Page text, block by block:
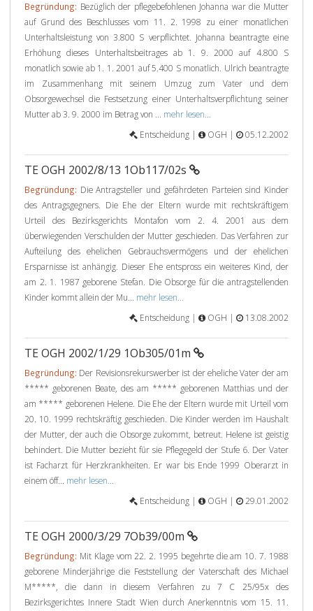
Begründung: Bezüglich der pflegebefohlenen Johanna war die Mutter
auf Grund des Beschlusses vom 11. 2. 1998 zu einer monatlichen
Unterhaltsleistung von 3.800 S verpflichtet. Johanna beantragte eine
Erhöhung dieses Unterhaltsbeitrages ab 1. 9. 2000 auf 4.800 S
monatlich sowie ab 1. 1. 2001 auf 5.400 S monatlich. Ulrich beantragte
im Zusammenhang mit seinem Umzug zum Vater und dem
Obsorgewechsel die Festsetzung einer Unterhaltsverpflichtung seiner
Mutter ab 3. 9. 2000 im Betrag von ... mehr lesen...
Entscheidung |
OGH | 05.12.2002
TE OGH 2002/8/13 1Ob117/02s
Begründung: Die Antragsteller und gefährdeten Parteien sind Kinder
des Antragsgegners. Die Ehe der Eltern wurde mit rechtskräftigem
Urteil des Bezirksgerichts Montafon vom 2. 4. 2001 aus dem
überwiegenden Verschulden der Mutter geschieden. Das Verfahren zur
Aufteilung des ehelichen Gebrauchsvermögens und der ehelichen
Ersparnisse ist anhängig. Dieser Ehe entspross ein weiteres Kind, der
am 2. 1. 1987 geborene Stefan. Die Obsorge für die antragstellenden
Kinder kommt allein der Mu... mehr lesen...
Entscheidung |
OGH | 13.08.2002
TE OGH 2002/1/29 1Ob305/01m
Begründung: Der Revisionsrekurswerber ist der eheliche Vater der am
***** geborenen Beate, des am ***** geborenen Matthias und der
am ***** geborenen Helene. Die Ehe der Eltern wurde mit Urteil vom
20. 10. 1999 rechtskräftig geschieden. Die Kinder werden im Haushalt
der Mutter, der auch die Obsorge zukommt, betreut. Helene ist geistig
behindert. Die Mutter bezieht für sie Pflegegeld der Stufe 6. Der Vater
ist Facharzt für Herzkrankheiten. Er war bis Ende 1999 Oberarzt in
einem öff... mehr lesen...
Entscheidung |
OGH | 29.01.2002
TE OGH 2000/3/29 7Ob39/00m
Begründung: Mit Klage vom 22. 2. 1995 begehrte die am 10. 7. 1988
geborene Minderjährige die Feststellung der Vaterschaft des Michael
M*****, die dann in diesem Verfahren zu 7 C 25/95x des
Bezirksgerichtes Innere Stadt Wien durch Anerkenntnis vom 15. 11.